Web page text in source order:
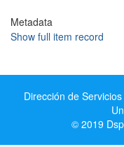
Metadata
Show full item record
Dirección de
© 2019